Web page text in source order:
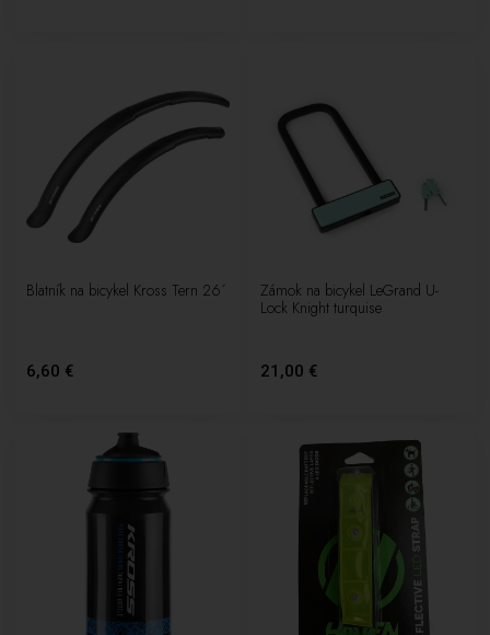
Blatník na bicykel Kross Tern 26´
6,60 €
Zámok na bicykel LeGrand U-
Lock Knight turquise
21,00 €